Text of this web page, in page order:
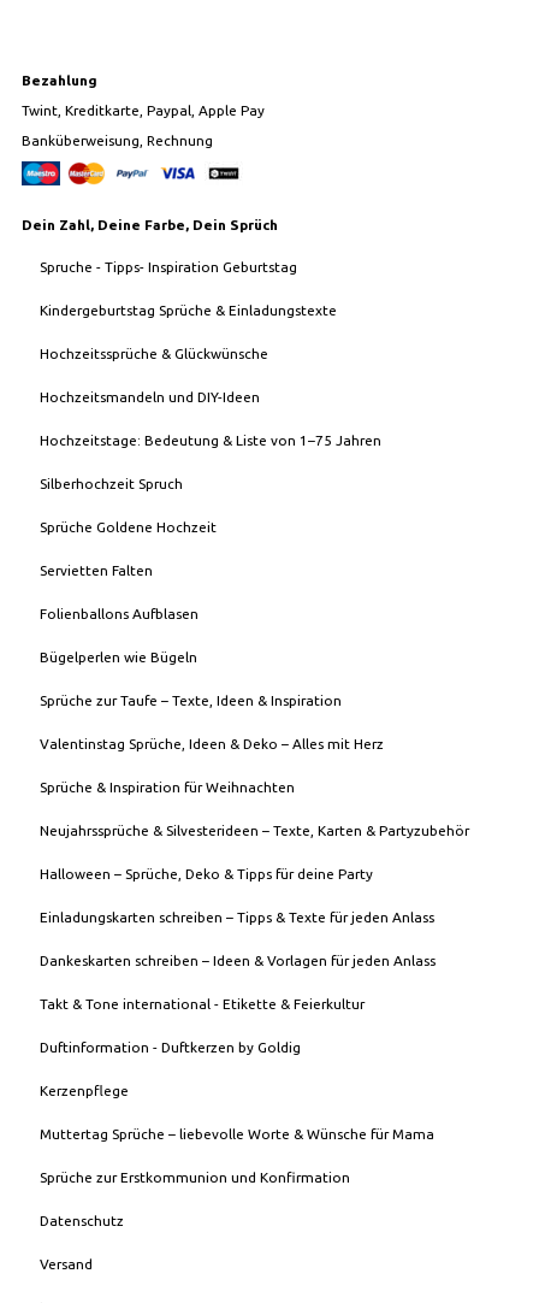
Bezahlung
Twint, Kreditkarte, Paypal, Apple Pay
Banküberweisung, Rechnung
Dein Zahl, Deine Farbe, Dein Sprüch
Spruche - Tipps- Inspiration Geburtstag
Kindergeburtstag Sprüche & Einladungstexte
Hochzeitssprüche & Glückwünsche
Hochzeitsmandeln und DIY-Ideen
Hochzeitstage: Bedeutung & Liste von 1–75 Jahren
Silberhochzeit Spruch
Sprüche Goldene Hochzeit
Servietten Falten
Folienballons Aufblasen
Bügelperlen wie Bügeln
Sprüche zur Taufe – Texte, Ideen & Inspiration
Valentinstag Sprüche, Ideen & Deko – Alles mit Herz
Sprüche & Inspiration für Weihnachten
Neujahrssprüche & Silvesterideen – Texte, Karten & Partyzubehör
Halloween – Sprüche, Deko & Tipps für deine Party
Einladungskarten schreiben – Tipps & Texte für jeden Anlass
Dankeskarten schreiben – Ideen & Vorlagen für jeden Anlass
Takt & Tone international - Etikette & Feierkultur
Duftinformation - Duftkerzen by Goldig
Kerzenpflege
Muttertag Sprüche – liebevolle Worte & Wünsche für Mama
Sprüche zur Erstkommunion und Konfirmation
Datenschutz
Versand